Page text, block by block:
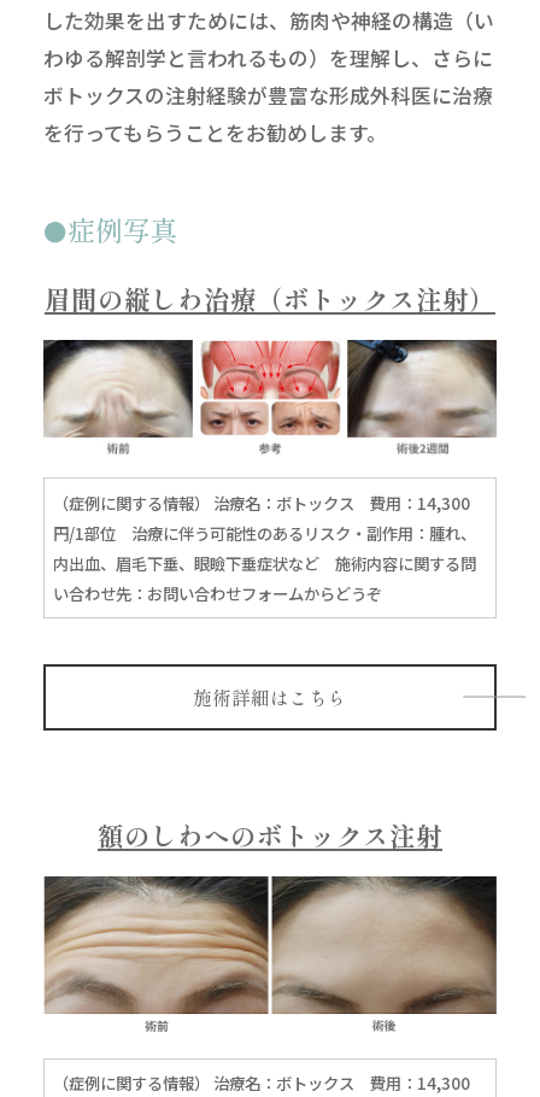
した効果を出すためには、筋肉や神経の構造（い
わゆる解剖学と言われるもの）を理解し、さらに
ボトックスの注射経験が豊富な形成外科医に治療
を行ってもらうことをお勧めします。
症例写真
眉間の縦しわ治療（ボトックス注射）
（症例に関する情報） 治療名：ボトックス 費用：14,300
円/1部位 治療に伴う可能性のあるリスク・副作用：腫れ、
内出血、眉毛下垂、眼瞼下垂症状など 施術内容に関する問
い合わせ先： お問い合わせフォームからどうぞ
施術詳細はこちら
額のしわへのボトックス注射
（症例に関する情報） 治療名：ボトックス 費用：14,300